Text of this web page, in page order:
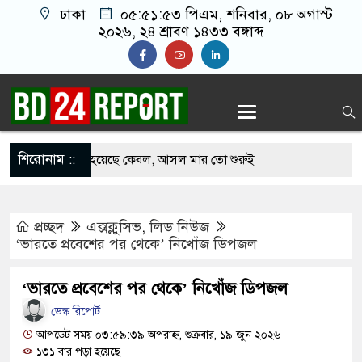
ঢাকা ০৫:৫১:৫৪ পিএম, শনিবার, ০৮ অগাস্ট
২০২৬, ২৪ শ্রাবণ ১৪৩৩ বঙ্গাব্দ
শিরোনাম ::
ওপর মার শুরু হয়েছে কেবল, আসল মার তো শুরুই
২ লাখ টাকা খেলো ইঁদুর-উইপোকা, নিঃস্ব কৃষক
মুসলিম দেশগুলোকে তাদের বিরুদ্ধে ঐক্যবদ্ধ
প্রচ্ছদ এক্সক্লুসিভ,লিড নিউজ
‘ভারতে প্রবেশের পর থেকে’ নিখোঁজ ডিপজল
‘ভারতে প্রবেশের পর থেকে’ নিখোঁজ ডিপজল
ডেস্ক রিপোর্ট
আপডেট সময় ০৩:৫৯:৩৯ অপরাহ্ন, শুক্রবার, ১৯ জুন ২০২৬
১৩১ বার পড়া হয়েছে